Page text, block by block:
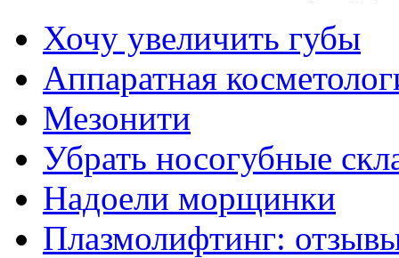
Хочу увеличить губы
Аппаратная
Мезонити
Убрать носогубные
Надоели морщинки
Плазмолифтинг: